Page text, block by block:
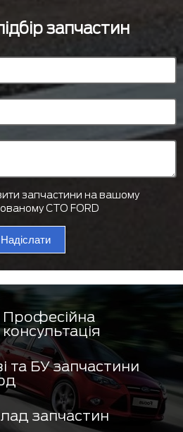
запчастин
запчастини на вашому
СТО FORD
Надіслати
Професійна
консультація
та БУ запчастини
запчастин